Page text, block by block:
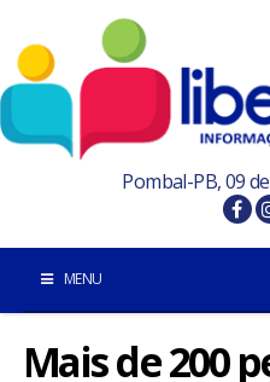
Pombal-PB, 09
MENU
INÍCIO
Mais de 200